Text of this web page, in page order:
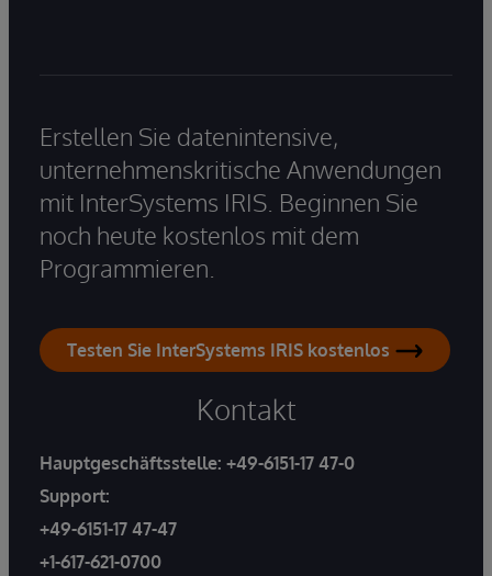
Erstellen Sie datenintensive,
unternehmenskritische Anwendungen
mit InterSystems IRIS. Beginnen Sie
noch heute kostenlos mit dem
Programmieren.
Testen Sie InterSystems IRIS kostenlos
Kontakt
Hauptgeschäftsstelle: +49-6151-17 47-0
Support:
+49-6151-17 47-47
+1-617-621-0700